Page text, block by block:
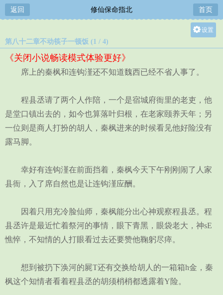
返回 修仙保命指北 首页
设置
中
第八十二章不动筷子一顿饭 (1 / 4)
《关闭小说畅读模式体验更好》
席上的秦枫和连钩漌还不知道魏西已经不省人事了。
程县丞请了两个人作陪，一个是宿城府衙里的老吏，他
是堂口镇出去的，如今也算落叶归根，在老家颐养天年；另
一位则是商人打扮的胡人，秦枫进来的时候看见他好险没有
露马脚。
幸好有连钩漌在前面挡着，秦枫今天下午刚刚闹了人家
县衙，入了席自然也是让连钩漌应酬。
因着只用充冷脸仙师，秦枫能分出心神观察程县丞。程
县丞许是最近忙着祭河的事情，眼下青黑，眼袋老大，神sE
憔悴，不知情的人打眼看过去还要赞他鞠躬尽瘁。
想到被扔下涣河的屍T还有交换给胡人的一箱箱h金，秦
枫这个知情者看着程县丞的胡须梢梢都透露着Y险。